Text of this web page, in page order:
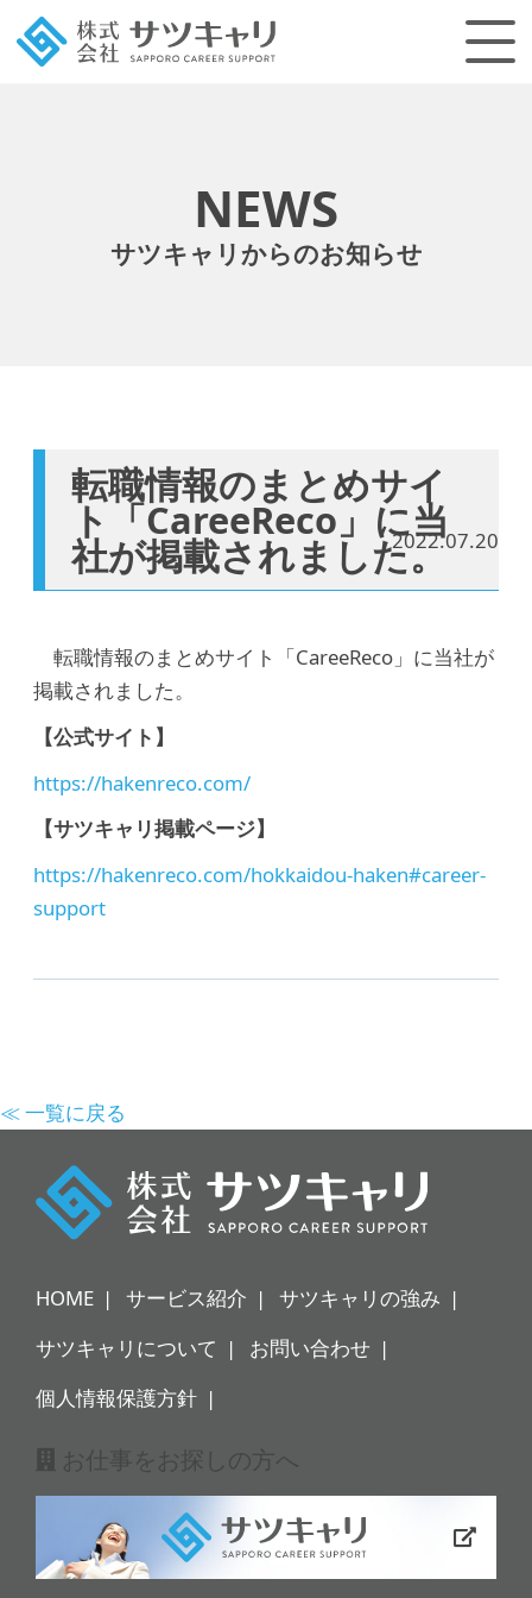
NEWS
サツキャリからのお知らせ
転職情報のまとめサイ
ト「CareeReco」に当
社が掲載されました。2022.07.20
転職情報のまとめサイト「CareeReco」に当社が
掲載されました。
【公式サイト】
https://hakenreco.com/
【サツキャリ掲載ページ】
https://hakenreco.com/hokkaidou-haken#career-
support
≪ 一覧に戻る
HOME サービス紹介
サツキャリの強み
サツキャリについて
お問い合わせ
個人情報保護方針
お仕事をお探しの方へ